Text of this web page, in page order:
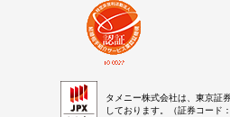
タメニー株式会社は、東京証
しております。（証券コード